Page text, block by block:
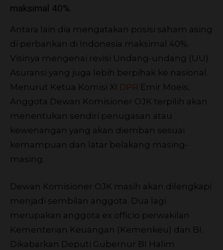
maksimal 40%.
Antara lain dia mengatakan posisi saham asing
di perbankan di Indonesia maksimal 40%.
Visinya mengenai revisi Undang-undang (UU)
Asuransi yang juga lebih berpihak ke nasional.
Menurut Ketua Komisi XI DPR Emir Moeis,
Anggota Dewan Komisioner OJK terpilih akan
menentukan sendiri penugasan atau
kewenangan yang akan diemban sesuai
kemampuan dan latar belakang masing-
masing.
Dewan Komisioner OJK masih akan dilengkapi
menjadi sembilan anggota. Dua lagi
merupakan anggota ex officio perwakilan
Kementerian Keuangan (Kemenkeu) dan BI.
Dikabarkan Deputi Gubernur BI Halim